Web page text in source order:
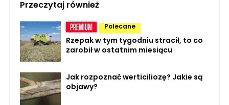
Przeczytaj również
Polecane
Rzepak w tym tygodniu stracił, to co
zarobił w ostatnim miesiącu
Jak rozpoznać werticiliozę? Jakie są
objawy?